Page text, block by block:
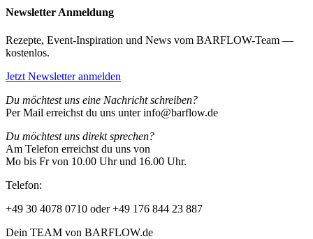
Newsletter Anmeldung
Rezepte, Event-Inspiration und News vom BARFLOW-Team —
kostenlos.
Jetzt Newsletter anmelden
Du möchtest uns eine Nachricht schreiben?
Per Mail erreichst du uns unter info@barflow.de
Du möchtest uns direkt sprechen?
Am Telefon erreichst du uns von
Mo bis Fr von 10.00 Uhr und 16.00 Uhr.
Telefon:
+49 30 4078 0710 oder +49 176 844 23 887
Dein TEAM von BARFLOW.de